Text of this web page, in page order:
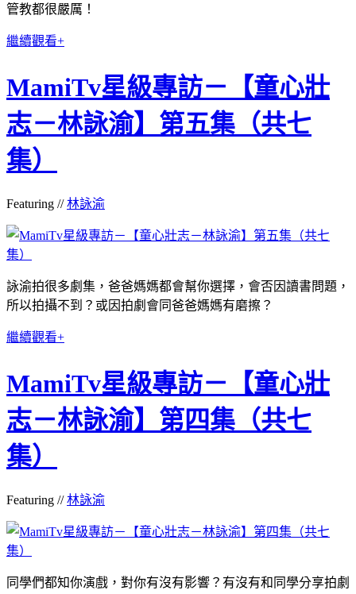
管教都很嚴厲！
繼續觀看+
MamiTv星級專訪－【童心壯
志－林詠渝】第五集（共七
集）
Featuring //林詠渝
詠渝拍很多劇集，爸爸媽媽都會幫你選擇，會否因讀書問題，
所以拍攝不到？或因拍劇會同爸爸媽媽有磨擦？
繼續觀看+
MamiTv星級專訪－【童心壯
志－林詠渝】第四集（共七
集）
Featuring //林詠渝
同學們都知你演戲，對你有沒有影響？有沒有和同學分享拍劇